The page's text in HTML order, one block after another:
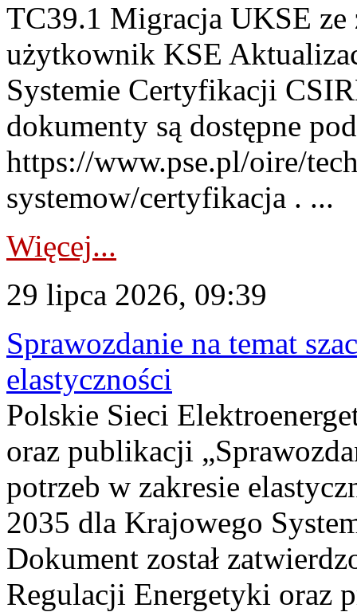
TC39.1 Migracja UKSE
użytkownik KSE
Systemie Certyfikacji
dokumenty są dostępne
https://www.pse.pl/oire/
systemow/certyfikacja . ...
Więcej...
29 lipca 2026, 09:39
Sprawozdanie na temat
elastyczności
Polskie Sieci
oraz publikacji
potrzeb w zakresie
2035 dla Krajowego
Dokument został
Regulacji Energetyki oraz